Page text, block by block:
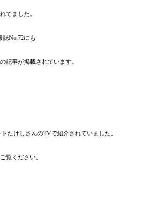
てました。
誌No.72にも
記事が掲載されています。
たけしさんのTVで紹介されていました。
覧ください。